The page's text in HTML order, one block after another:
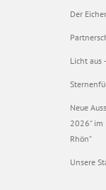
Der
Licht aus
Neue
2026“ im
Rhön“
Unsere